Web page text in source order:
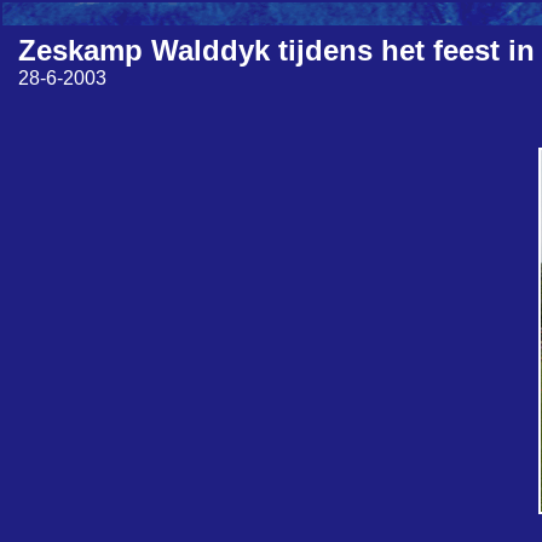
Zeskamp Walddyk tijdens het feest in
28-6-2003